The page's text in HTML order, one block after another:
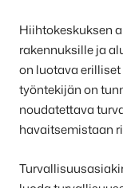
Hiihtokeskuksen
rakennuksille ja
on luotava
työntekijän on
noudatettava
havaitsemistaan